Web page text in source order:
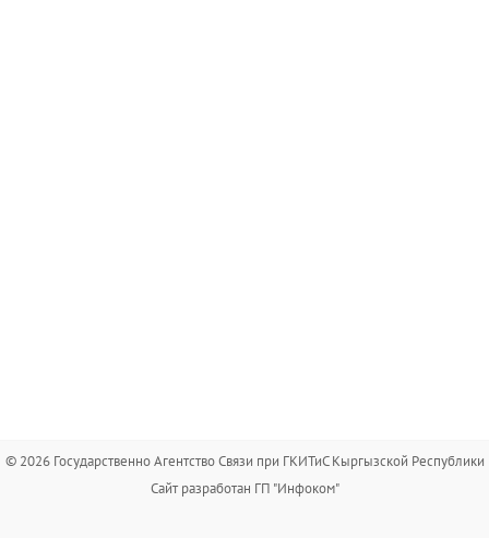
© 2026 Государственно Агентство Связи при ГКИТиС Кыргызской Республики
Сайт разработан ГП "Инфоком"